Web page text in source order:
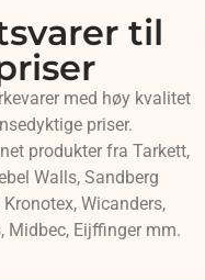
til
med høy kvalitet
priser.
produkter fra Tarkett,
Walls, Sandberg
Wicanders,
Midbec, Eijffinger mm.